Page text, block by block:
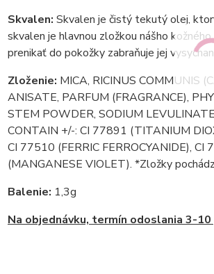
Skvalen: Skvalen je čistý tekutý olej,
skvalen je hlavnou zložkou nášho
prenikať do pokožky zabraňuje jej
Zloženie: MICA, RICINUS COMMUNIS
ANISATE, PARFUM (FRAGRANCE),
STEM POWDER, SODIUM
CONTAIN +/-: CI 77891 (TITANIUM
CI 77510 (FERRIC FERROCYANIDE),
(MANGANESE VIOLET). *Zložky
Balenie: 1,3g
Na objednávku, termín odoslania 3-10